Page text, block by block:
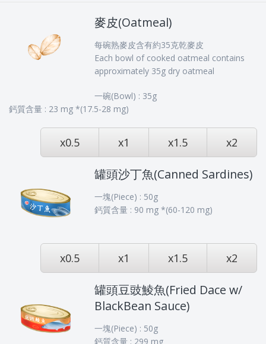
麥皮(Oatmeal)
每碗熟麥皮含有約35克乾麥皮
Each bowl of cooked oatmeal contains
approximately 35g dry oatmeal
一碗(Bowl) : 35g
鈣質含量 : 23 mg *(17.5-28 mg)
x0.5 x1 x1.5 x2
罐頭沙丁魚(Canned Sardines)
一塊(Piece) : 50g
鈣質含量 : 90 mg *(60-120 mg)
x0.5 x1 x1.5 x2
罐頭豆豉鯪魚(Fried Dace w/
BlackBean Sauce)
一塊(Piece) : 50g
鈣質含量 : 299 mg